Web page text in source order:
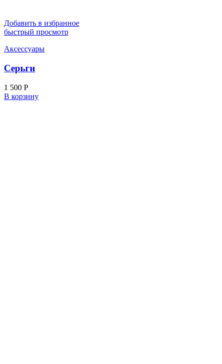
Добавить в избранное
быстрый просмотр
Аксессуары
Серьги
1 500 Р
В корзину